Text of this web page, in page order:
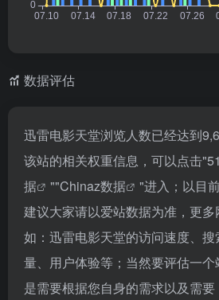
数据评估
迅雷电影天堂浏览人数已经达到
该站的相关权重信息，可以点击"
据
""Chinaz数据
"进入；以目
建议大家请以爱站数据为准，更
如：迅雷电影天堂的访问速度、
量、用户体验等；当然要评估一
是需要根据您自身的需求以及需